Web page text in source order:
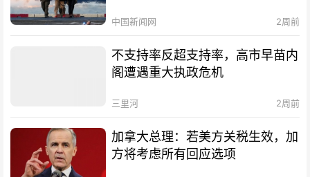
中国新闻网 2周前
不支持率反超支持率，高市早苗内
阁遭遇重大执政危机
三里河 2周前
加拿大总理：若美方关税生效，加
方将考虑所有回应选项